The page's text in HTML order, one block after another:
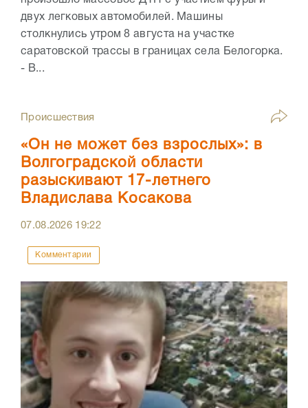
двух легковых автомобилей. Машины
столкнулись утром 8 августа на участке
саратовской трассы в границах села Белогорка.
- В...
Происшествия
«Он не может без взрослых»: в
Волгоградской области
разыскивают 17-летнего
Владислава Косакова
07.08.2026 19:22
Комментарии